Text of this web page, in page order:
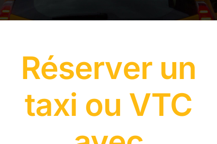
Réserver un
taxi ou VTC